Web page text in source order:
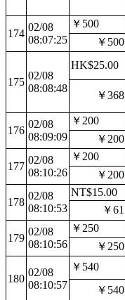
174
02/08
08:07:25
￥500
￥500
175
02/08
08:08:48
HK$25.00
￥368
176
02/08
08:09:09
￥200
￥200
177
02/08
08:10:26
￥200
￥200
178
02/08
08:10:53
NT$15.00
￥61
179
02/08
08:10:56
￥250
￥250
180
02/08
08:10:57
￥540
￥540